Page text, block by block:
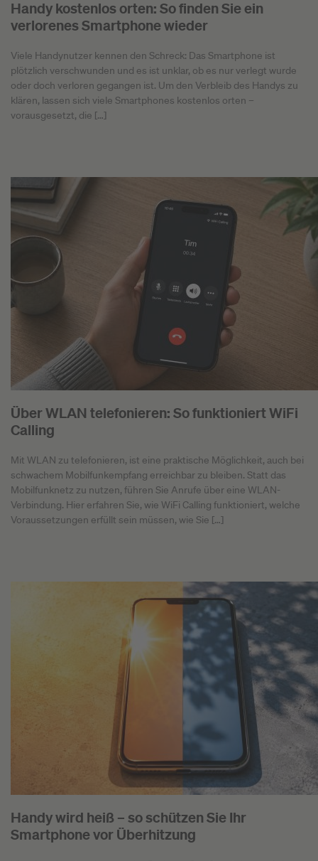
Handy kostenlos orten: So finden Sie ein
verlorenes Smartphone wieder
Viele Handynutzer kennen den Schreck: Das Smartphone ist
plötzlich verschwunden und es ist unklar, ob es nur verlegt wurde
oder doch verloren gegangen ist. Um den Verbleib des Handys zu
klären, lassen sich viele Smartphones kostenlos orten –
vorausgesetzt, die […]
Über WLAN telefonieren: So funktioniert WiFi
Calling
Mit WLAN zu telefonieren, ist eine praktische Möglichkeit, auch bei
schwachem Mobilfunkempfang erreichbar zu bleiben. Statt das
Mobilfunknetz zu nutzen, führen Sie Anrufe über eine WLAN-
Verbindung. Hier erfahren Sie, wie WiFi Calling funktioniert, welche
Voraussetzungen erfüllt sein müssen, wie Sie […]
Handy wird heiß – so schützen Sie Ihr
Smartphone vor Überhitzung